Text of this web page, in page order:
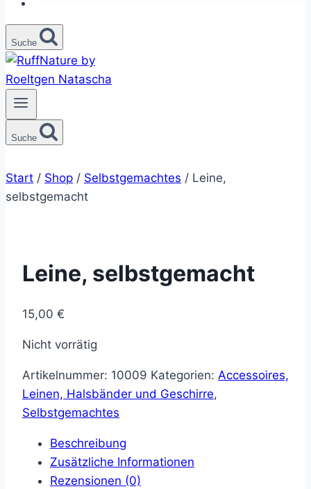
Suche
Suche
Start / Shop / Selbstgemachtes / Leine,
selbstgemacht
Leine, selbstgemacht
15,00 €
Nicht vorrätig
Artikelnummer: 10009 Kategorien: Accessoires,
Leinen, Halsbänder und Geschirre,
Selbstgemachtes
Beschreibung
Zusätzliche Informationen
Rezensionen (0)